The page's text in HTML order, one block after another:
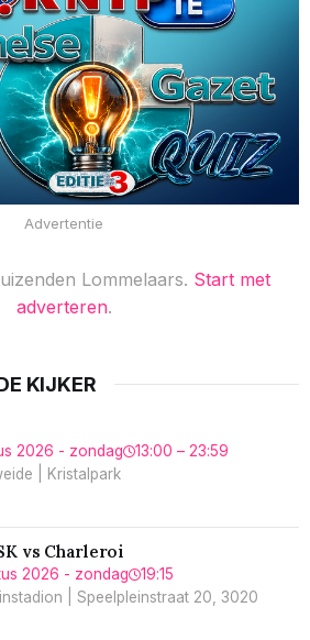
Advertentie
Lommelaars. Start met
adverteren.
KIJKER
2026 - zondag
13:00 – 23:59
| Kristalpark
vs Charleroi
2026 - zondag
19:15
| Speelpleinstraat 20, 3020